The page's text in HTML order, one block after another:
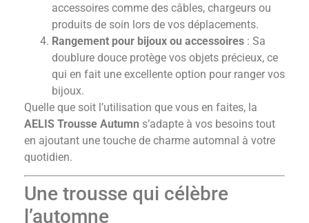
accessoires comme des câbles, chargeurs ou
produits de soin lors de vos déplacements.
Rangement pour bijoux ou accessoires : Sa
doublure douce protège vos objets précieux, ce
qui en fait une excellente option pour ranger vos
bijoux.
Quelle que soit l’utilisation que vous en faites, la
AELIS Trousse Autumn s’adapte à vos besoins tout
en ajoutant une touche de charme automnal à votre
quotidien.
Une trousse qui célèbre
l’automne